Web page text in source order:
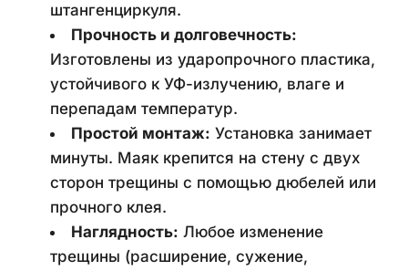
штангенциркуля.
Прочность и долговечность:
Изготовлены из ударопрочного пластика,
устойчивого к УФ-излучению, влаге и
перепадам температур.
Простой монтаж: Установка занимает
минуты. Маяк крепится на стену с двух
сторон трещины с помощью дюбелей или
прочного клея.
Наглядность: Любое изменение
трещины (расширение, сужение,